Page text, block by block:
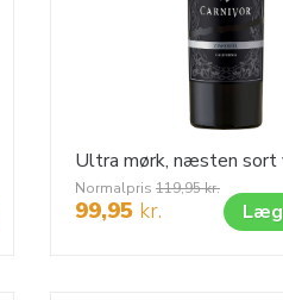
Ultra mørk, næsten sort
99,95 kr.
Normalpris 119,95kr.